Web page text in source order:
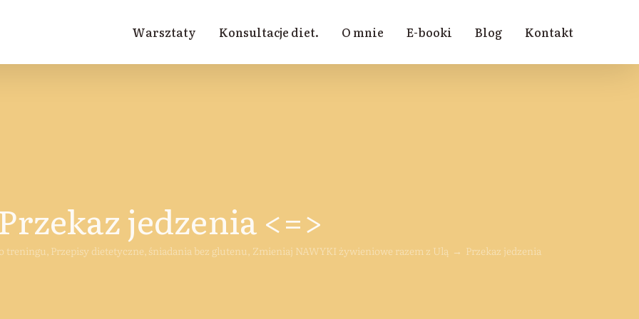
Warsztaty Konsultacje diet. O mnie E-booki Blog Kontakt
Przekaz jedzenia <=>
treningu Przepisy dietetyczne śniadania bez glutenu Zmieniaj NAWYKI żywieniowe razem z Ulą Przekaz jedzenia